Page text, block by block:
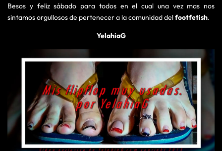
Besos y feliz sábado para todos en el cual una vez mas nos
sintamos orgullosos de pertenecer a la comunidad delfootfetish.
YelahiaG